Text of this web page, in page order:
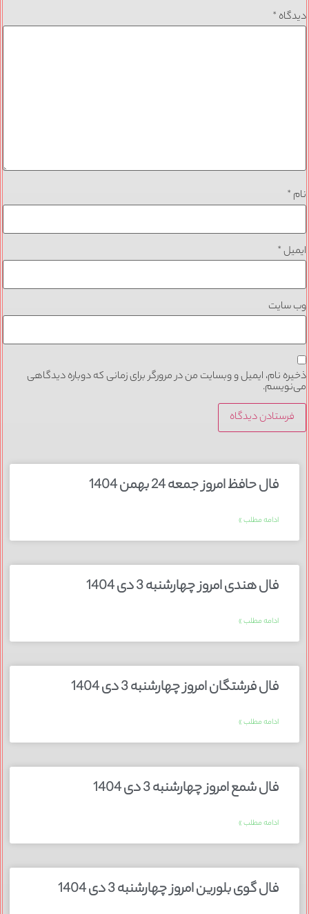
دیدگاه *
نام *
ایمیل*
وب‌ سایت
ذخیره نام، ایمیل و وبسایت من در مرورگر برای زمانی که دوباره دیدگاهی
می‌نویسم.
فال حافظ امروز جمعه 24 بهمن 1404
ادامه مطلب »
فال هندی امروز چهارشنبه 3 دی 1404
ادامه مطلب »
فال فرشتگان امروز چهارشنبه 3 دی 1404
ادامه مطلب »
فال شمع امروز چهارشنبه 3 دی 1404
ادامه مطلب »
فال گوی بلورین امروز چهارشنبه 3 دی 1404